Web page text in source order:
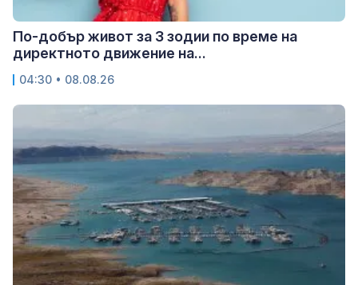
По-добър живот за 3 зодии по време на
директното движение на...
04:30 • 08.08.26